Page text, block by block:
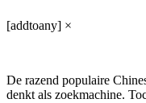
[addtoany] ×
De razend populaire
denkt als zoekmachine.